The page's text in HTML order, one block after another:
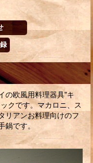
の欧風用料理器具”キ
クです。マカロニ、ス
リアンお料理向けのフ
鍋です。